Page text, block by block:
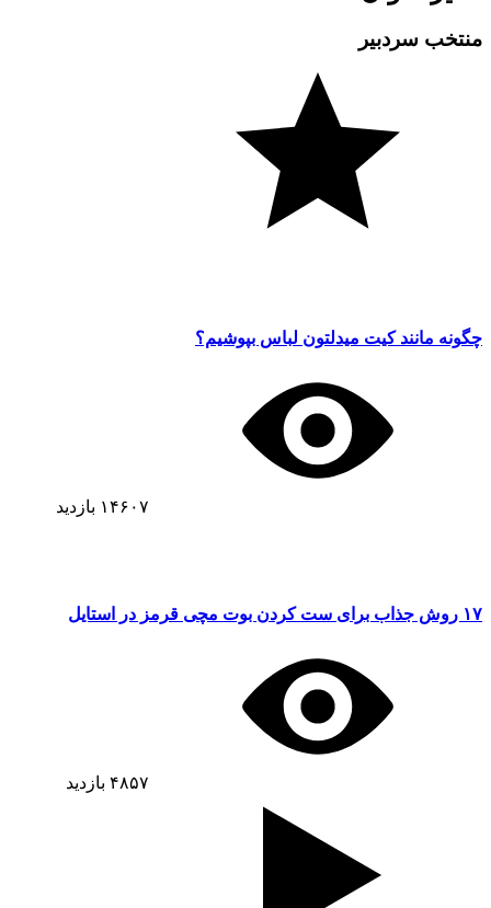
منتخب سردبیر
چگونه مانند کیت میدلتون لباس بپوشیم؟
۱۴۶۰۷ بازدید
۱۷ روش جذاب برای ست کردن بوت مچی قرمز در استایل
۴۸۵۷ بازدید